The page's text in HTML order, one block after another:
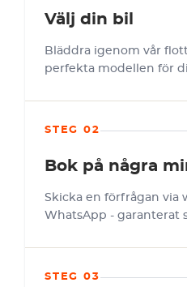
Välj din bil
Bläddra igenom vår
perfekta modellen för
STEG 02
Bok på några
Skicka en förfrågan via
WhatsApp - garanterat
STEG 03